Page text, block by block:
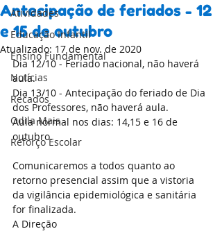
Atividades
Educação Infantil
Ensino Fundamental
Notícias
Recados
Odila Mais
Reforço Escolar
Antecipação de feriados - 12
e 15 de outubro
Atualizado: 17 de nov. de 2020
Dia 12/10 - Feriado nacional, não haverá
aula.
Dia 13/10 - Antecipação do feriado de Dia
dos Professores, não haverá aula.
Aula normal nos dias: 14,15 e 16 de
outubro.
Comunicaremos a todos quanto ao
retorno presencial assim que a vistoria
da vigilância epidemiológica e sanitária
for finalizada.
A Direção